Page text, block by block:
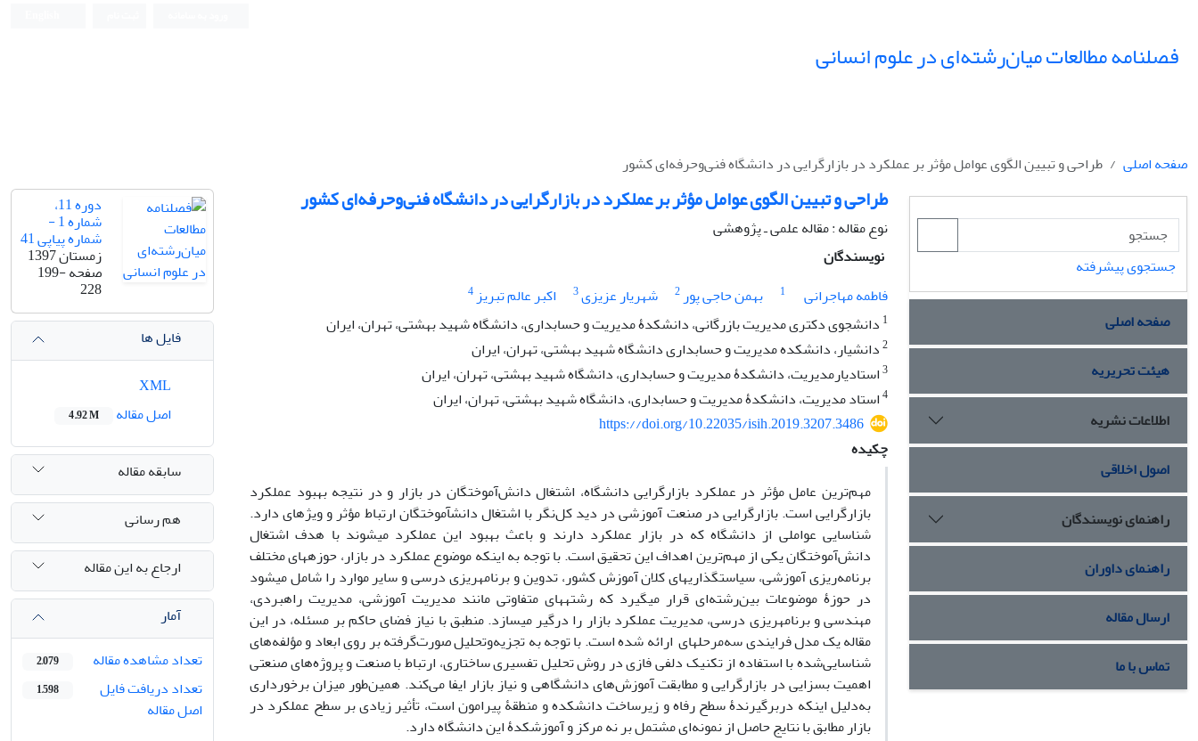
فصلنامه مطالعات میان‌رشته‌ای در علوم انسانی
صفحه اصلی طراحی و تبیین الگوی عوامل مؤثر بر عملکرد در بازارگرایی در دانشگاه فنی‌و‌حرفه‌ای کشور
طراحی و تبیین الگوی عوامل مؤثر بر عملکرد در بازارگرایی در دانشگاه فنی‌و‌حرفه‌ای کشور
نوع مقاله : مقاله علمی ـ پژوهشی
نویسندگان
فاطمه مهاجرانی
1 بهمن حاجی پور2 شهریار عزیزی3 اکبر عالم تبریز4
1 دانشجوی دکتری مدیریت بازرگانی، دانشکدۀ مدیریت و حسابداری، دانشگاه شهید بهشتی، تهران، ایران
2دانشیار، دانشکده مدیریت و حسابداری دانشگاه شهید بهشتی، تهران، ایران
3استادیارمدیریت، دانشکدۀ مدیریت و حسابداری، دانشگاه شهید بهشتی، تهران، ایران
4استاد مدیریت، دانشکدۀ مدیریت و حسابداری، دانشگاه شهید بهشتی، تهران، ایران
https://doi.org/10.22035/isih.2019.3207.3486
چکیده
مهم‌ترین عامل مؤثر در عملکرد بازارگرایی دانشگاه، اشتغال دانش‌آموختگان در بازار و در نتیجه بهبود عملکرد
بازارگرایی است. بازارگرایی در صنعت آموزشی در دید کل‌نگر با اشتغال دانش‏آموختگان ارتباط مؤثر و ویژه‏ای دارد.
شناسایی عواملی از دانشگاه که در بازار عملکرد دارند و باعث بهبود این عملکرد می‏شوند با هدف اشتغال
دانش‌آموختگان یکی از مهم‌ترین اهداف این تحقیق است. با توجه به اینکه موضوع عملکرد در بازار، حوزه‏های مختلف
برنامه‌ریزی آموزشی، سیاست‏گذاری‏های کلان آموزش کشور، تدوین و برنامه‏ریزی درسی و سایر موارد را شامل می‏شود
در حوزۀ موضوعات بین‌رشته‌ای قرار می‏گیرد که رشته‏های متفاوتی مانند مدیریت آموزشی، مدیریت راهبردی،
مهندسی و برنامه‏ریزی درسی، مدیریت عملکرد بازار را درگیر می‏سازد. منطبق با نیاز فضای حاکم بر مسئله، در این
مقاله یک مدل فرایندی سه‌مرحله‏ای ارائه ‌شده است. با توجه به تجزیه‌وتحلیل صورت‌گرفته بر روی ابعاد و مؤلفه‌های
شناسایی‌شده با استفاده از تکنیک دلفی فازی در روش تحلیل تفسیری ساختاری، ارتباط با صنعت و پروژه‌های صنعتی
اهمیت بسزایی در بازارگرایی و مطابقت آموزش‌های دانشگاهی و نیاز بازار ایفا می‌کند. همین‌طور میزان برخورداری
به‌دلیل اینکه دربرگیرندۀ سطح رفاه و زیرساخت دانشکده و منطقۀ پیرامون است، تأثیر زیادی بر سطح عملکرد در
بازار مطابق با نتایج حاصل از نمونه‌ای مشتمل بر نه مرکز و آموزشکدۀ این دانشگاه دارد.
دوره 11،
شماره 1 -
شماره پیاپی 41
زمستان 1397
صفحه199-
228
فایل ها
اصل مقاله
4.92 M
سابقه مقاله
هم رسانی
ارجاع به این مقاله
آمار
تعداد مشاهده مقاله
2,079
تعداد دریافت فایل
اصل مقاله
1,598
جستجوی پیشرفته
صفحه اصلی
هیئت تحریریه
اطلاعات نشریه
اصول اخلاقی
راهنمای نویسندگان
راهنمای داوران
ارسال مقاله
تماس با ما